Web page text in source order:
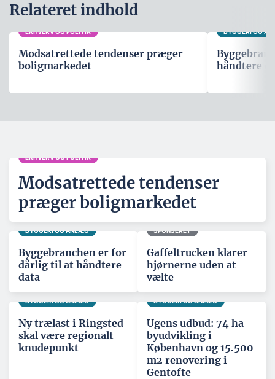
Relateret indhold
ERHVERV OG POLITIK
Modsatrettede tendenser præger
boligmarkedet
BYGGERI OG
håndtere
ERHVERV OG POLITIK
Modsatrettede tendenser
præger boligmarkedet
BYGGERI OG ANLÆG
Byggebranchen er for
dårlig til at håndtere
data
SPONSERET
Gaffeltrucken klarer
hjørnerne uden at
vælte
BYGGERI OG ANLÆG
Ny trælast i Ringsted
skal være regionalt
knudepunkt
BYGGERI OG ANLÆG
Ugens udbud: 74 ha
byudvikling i
København og 15.500
m2 renovering i
Gentofte